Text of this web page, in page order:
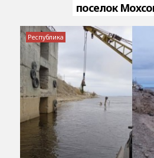
поселок
Республика